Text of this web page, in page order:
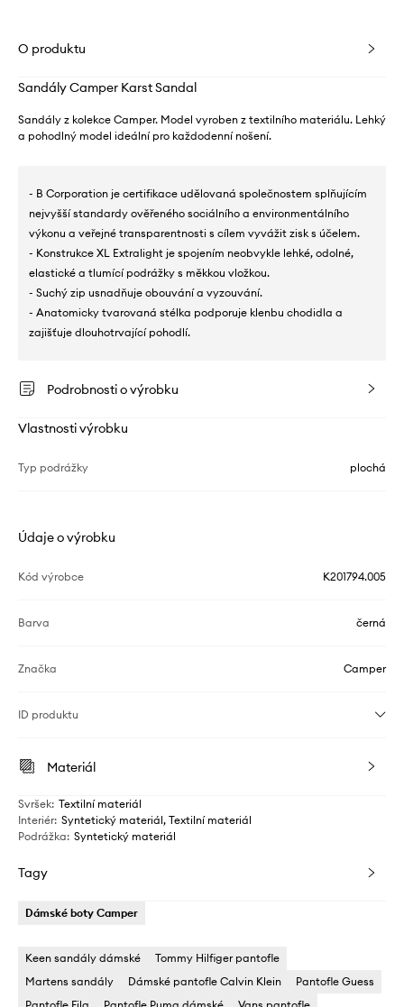
O produktu
Sandály Camper Karst Sandal
Sandály z kolekce Camper. Model vyroben z textilního materiálu. Lehký
a pohodlný model ideální pro každodenní nošení.
- B Corporation je certifikace udělovaná společnostem splňujícím
nejvyšší standardy ověřeného sociálního a environmentálního
výkonu a veřejné transparentnosti s cílem vyvážit zisk s účelem.
- Konstrukce XL Extralight je spojením neobvykle lehké, odolné,
elastické a tlumící podrážky s měkkou vložkou.
- Suchý zip usnadňuje obouvání a vyzouvání.
- Anatomicky tvarovaná stélka podporuje klenbu chodidla a
zajišťuje dlouhotrvající pohodlí.
Podrobnosti o výrobku
Vlastnosti výrobku
Typ podrážky plochá
Údaje o výrobku
Kód výrobce K201794.005
Barva černá
Značka Camper
ID produktu
Materiál
Svršek: Textilní materiál
Interiér: Syntetický materiál, Textilní materiál
Podrážka: Syntetický materiál
Tagy
Dámské boty Camper
Keen sandály dámské
Tommy Hilfiger pantofle
Martens sandály
Dámské pantofle Calvin Klein
Pantofle Guess